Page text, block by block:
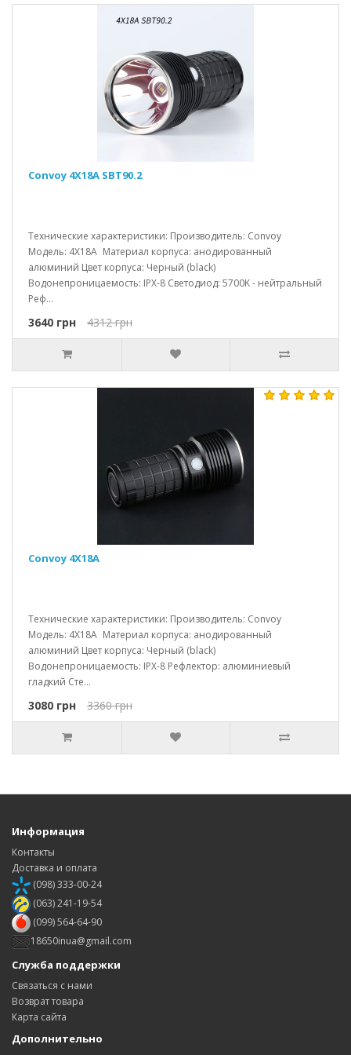
Convoy 4X18A SBT90.2
Технические характеристики: Производитель: Convoy
Модель: 4X18A Материал корпуса: анодированный
алюминий Цвет корпуса: Черный (black)
Водонепроницаемость: IPX-8 Светодиод: 5700K - нейтральный
Реф...
3640 грн 4312 грн
Convoy 4X18A
Технические характеристики: Производитель: Convoy
Модель: 4X18A Материал корпуса: анодированный
алюминий Цвет корпуса: Черный (black)
Водонепроницаемость: IPX-8 Рефлектор: алюминиевый
гладкий Сте...
3080 грн 3360 грн
Информация
Контакты
Доставка и оплата
(098) 333-00-24
(063) 241-19-54
(099) 564-64-90
18650inua@gmail.com
Служба поддержки
Связаться с нами
Возврат товара
Карта сайта
Дополнительно